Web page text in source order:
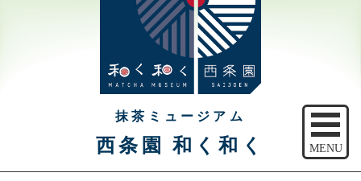
抹茶ミュージアム
西条園 和く和く MENU